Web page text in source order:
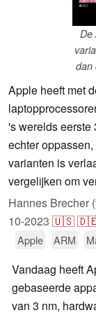
De
dan
Apple heeft met
's werelds eerste
echter
varianten is
vergelijken om
Hannes Brecher (
10-2023 🇺🇸
Apple ARM
Vandaag heeft
gebaseerde
van 3 nm,